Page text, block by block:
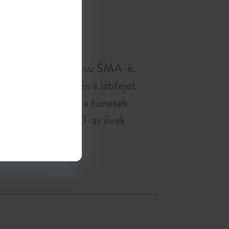
mint az I-IV. típusú SMA-é.
csak a kezet és a lábfejet
okoz. Noha a tünetek
a 30-as évek